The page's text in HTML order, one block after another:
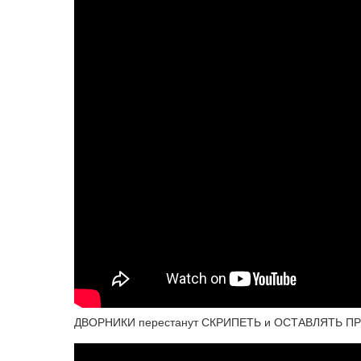
ДВОРНИКИ перестанут СКРИПЕТЬ и ОСТАВЛЯТЬ